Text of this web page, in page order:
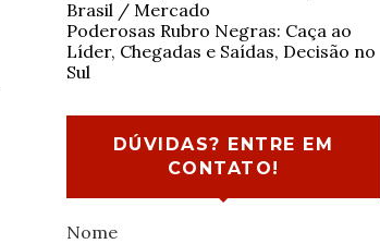
Brasil / Mercado
Poderosas Rubro Negras: Caça ao
Líder, Chegadas e Saídas, Decisão no
Sul
DÚVIDAS? ENTRE EM
CONTATO!
Nome